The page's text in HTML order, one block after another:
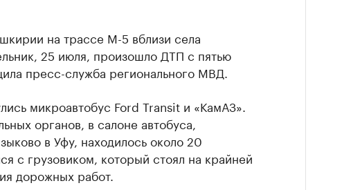
на трассе М-5 вблизи села
25 июля, произошло ДТП с пятью
пресс-служба регионального МВД.
микроавтобус Ford Transit и «КамАЗ».
органов, в салоне автобуса,
в Уфу, находилось около 20
с грузовиком, который стоял на крайней
дорожных работ.